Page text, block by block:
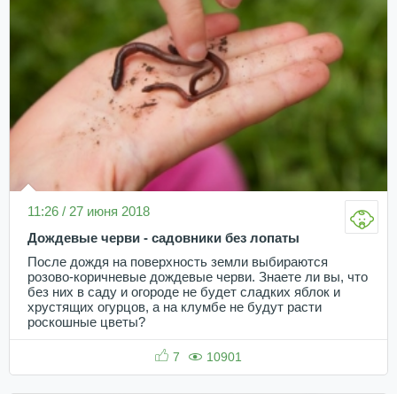
11:26 / 27 июня 2018
Дождевые черви - садовники без лопаты
После дождя на поверхность земли выбираются
розово-коричневые дождевые черви. Знаете ли вы, что
без них в саду и огороде не будет сладких яблок и
хрустящих огурцов, а на клумбе не будут расти
роскошные цветы?
7 10901